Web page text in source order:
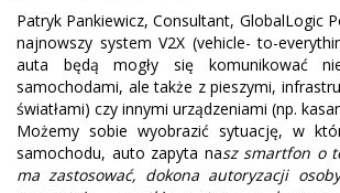
Patryk Pankiewicz, Consultant, GlobalLogic
najnowszy system V2X (vehicle- to-
auta będą mogły się komunikować
samochodami, ale także z pieszymi,
światłami) czy innymi urządzeniami (np.
Możemy sobie wyobrazić sytuację, w
samochodu, auto zapyta nasz smartfon o
ma zastosować, dokona autoryzacji